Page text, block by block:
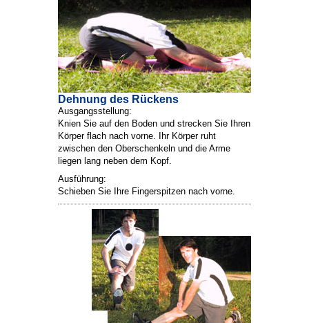
Dehnung des Rückens
Ausgangsstellung:
Knien Sie auf den Boden und strecken Sie Ihren
Körper flach nach vorne. Ihr Körper ruht
zwischen den Oberschenkeln und die Arme
liegen lang neben dem Kopf.
Ausführung:
Schieben Sie Ihre Fingerspitzen nach vorne.